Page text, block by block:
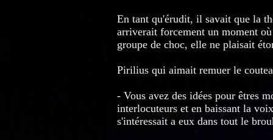
En tant qu'érudit, il savait que la
arriverait forcement un moment
groupe de choc, elle ne plaisait
Pirilius qui aimait remuer le
- Vous avez des idées pour êtres
interlocuteurs et en baissant la
s'intéressait a eux dans tout le